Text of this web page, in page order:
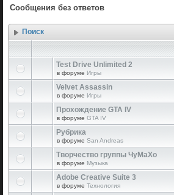
Сообщения без ответов
Поиск
Test Drive Unlimited 2
в форуме Игры
Velvet Assassin
в форуме Игры
Прохождение GTA IV
в форуме GTA IV
Рубрика
в форуме San Andreas
Творчество группы ЧуМаХо
в форуме Музыка
Adobe Creative Suite 3
в форуме Технология